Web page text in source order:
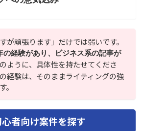
が頑張ります」だけでは弱いです。
の経験があり、ビジネス系の記事が
のように、具体性を持たせてくださ
経験は、そのままライティングの強
。
者向け案件を探す